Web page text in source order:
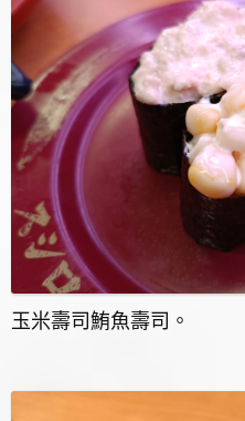
玉米壽司鮪魚壽司。